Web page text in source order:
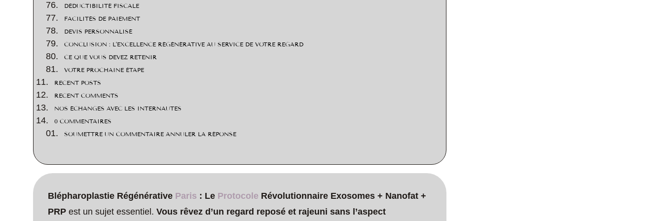
DÉDUCTIBILITÉ FISCALE
FACILITÉS DE PAIEMENT
DEVIS PERSONNALISÉ
CONCLUSION : L’EXCELLENCE RÉGÉNÉRATIVE AU SERVICE DE VOTRE REGARD
CE QUE VOUS DEVEZ RETENIR
VOTRE PROCHAINE ÉTAPE
RECENT POSTS
RECENT COMMENTS
NOS ÉCHANGES AVEC LES INTERNAUTES
0 COMMENTAIRES
SOUMETTRE UN COMMENTAIRE ANNULER LA RÉPONSE
Blépharoplastie Régénérative Paris : Le Protocole Révolutionnaire Exosomes + Nanofat +
PRP est un sujet essentiel.Vous rêvez d’un regard reposé et rajeuni sans l’aspect